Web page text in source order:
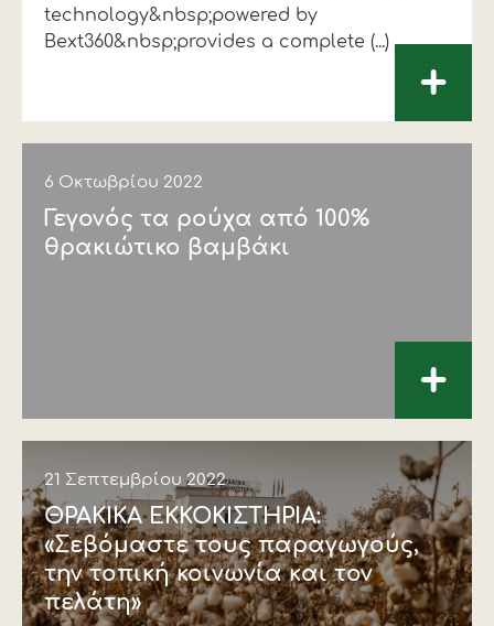
technology&nbsp;powered by
Bext360&nbsp;provides a complete (...)
+
6 Οκτωβρίου 2022
Γεγονός τα ρούχα από 100%
θρακιώτικο βαμβάκι
+
21 Σεπτεμβρίου 2022
ΘΡΑΚΙΚΑ ΕΚΚΟΚΙΣΤΗΡΙΑ:
«Σεβόμαστε τους παραγωγούς,
την τοπική κοινωνία και τον
πελάτη»